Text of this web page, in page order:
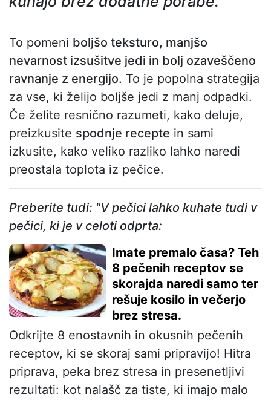
To pomeni boljšo teksturo, manjšo
nevarnost izsušitve jedi in bolj ozaveščeno
ravnanje z energijo. To je popolna strategija
za vse, ki želijo boljše jedi z manj odpadki.
Če želite resnično razumeti, kako deluje,
preizkusite spodnje recepte in sami
izkusite, kako veliko razliko lahko naredi
preostala toplota iz pečice.
Preberite tudi: "V pečici lahko kuhate tudi v
pečici, ki je v celoti odprta:
Imate premalo časa? Teh
8 pečenih receptov se
skorajda naredi samo ter
rešuje kosilo in večerjo
brez stresa.
Odkrijte 8 enostavnih in okusnih pečenih
receptov, ki se skoraj sami pripravijo! Hitra
priprava, peka brez stresa in presenetljivi
rezultati: kot nalašč za tiste, ki imajo malo